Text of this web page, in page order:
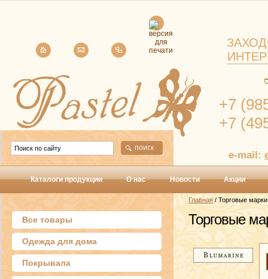
+7
+7
e-mail:
Каталоги продукции О нас Новости Акции
Все товары
Одежда для дома
Покрывала
Главная/ Торговые марки
Торговые